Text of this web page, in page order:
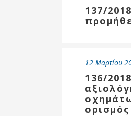
137/
12 Μαρτίου
136/